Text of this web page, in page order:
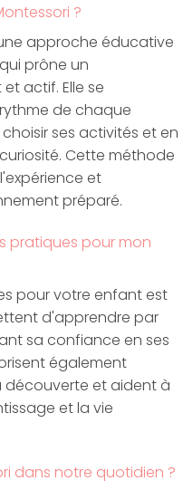
?
approche éducative
prône un
actif. Elle se
de chaque
ses activités et en
Cette méthode
et
préparé.
pratiques pour mon
pour votre enfant est
d'apprendre par
sa confiance en ses
également
et aident à
et la vie
dans notre quotidien ?